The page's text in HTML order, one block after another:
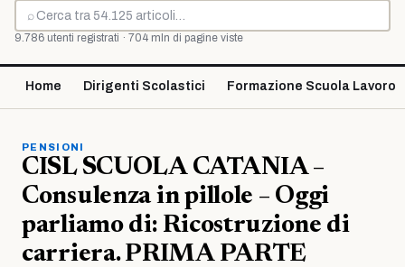
⌕
Cerca
9.786 utenti registrati · 704 mln di pagine viste
Home Dirigenti Scolastici Formazione Scuola Lavoro
PENSIONI
CISL SCUOLA CATANIA –
Consulenza in pillole – Oggi
parliamo di: Ricostruzione di
carriera. PRIMA PARTE